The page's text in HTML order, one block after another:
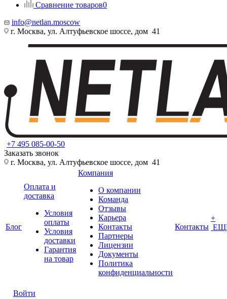
Сравнение товаров0
info@netlan.moscow
г. Москва, ул. Алтуфьевское шоссе, дом 41
+7 495 085-00-50
Заказать звонок
г. Москва, ул. Алтуфьевское шоссе, дом 41
Блог
Оплата и
доставка
Условия
оплаты
Условия
доставки
Гарантия
на товар
Компания
О компании
Команда
Отзывы
Карьера
Контакты
Партнеры
Лицензии
Документы
Политика
конфиденциальности
Контакты
+
Войти